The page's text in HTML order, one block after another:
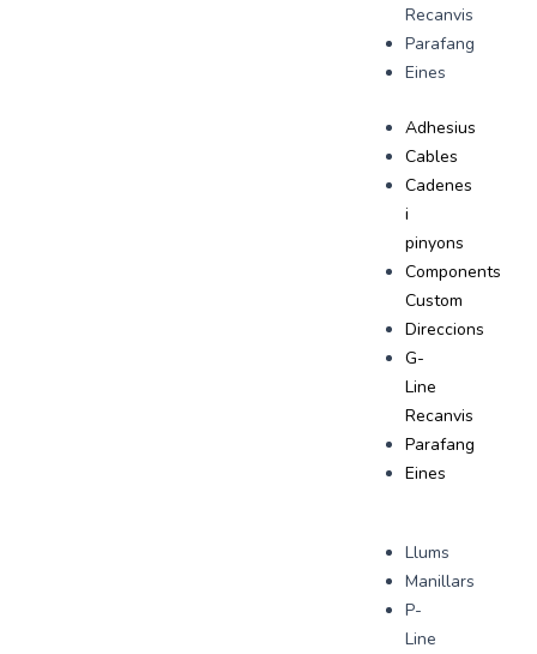
Recanvis
Parafang
Eines
Adhesius
Cables
Cadenes
i
pinyons
Components
Custom
Direccions
G-
Line
Recanvis
Parafang
Eines
Llums
Manillars
P-
Line